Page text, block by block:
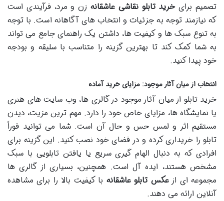
تصمیم برایخرید تابلو نقاشی عاشقانه زن و مرد، فرآیندی است
که نیازمند توجه به جزئیات و انتخاب های آگاهانه است. با توجه
به تنوع سبک ها و کیفیت ها، داشتن یک راهنمای جامع می تواند
به شما کمک کند تا بهترین گزینه را متناسب با سلیقه و بودجه
خود پیدا کنید.
انتخاب از میان آثار موجود: مزایای خرید آماده
خرید تابلو از میان آثار موجود در گالری ها، وب سایت های هنری
یا نمایشگاه ها، مزایای خاص خود را دارد. مهم ترین مزیت، دیدن
مستقیم اثر و لمس حس و حال آن است. شما می توانید فوراً
تابلو را خریداری کرده و در فضای خود نصب کنید. این گزینه برای
افرادی که به دنبال الهام گیری سریع یا یافتن تابلویی با سبک
مشخص هستند، ایده آل است. همچنین، بسیاری از گالری ها
مجموعه ای ازعکس تابلو عاشقانه با کیفیت بالا را برای مشاهده
آنلاین ارائه می دهند.